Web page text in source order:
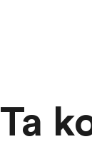
Ta